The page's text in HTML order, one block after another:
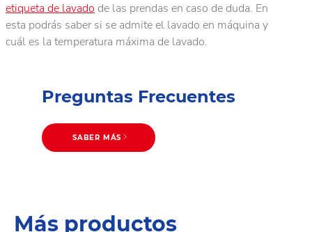
etiqueta de lavado de las prendas en caso de duda. En
esta podrás saber si se admite el lavado en máquina y
cuál es la temperatura máxima de lavado.
Preguntas Frecuentes
SABER MÁS
Más productos